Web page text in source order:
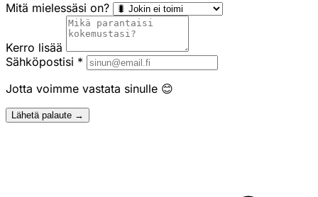
Mitä mielessäsi on?
Kerro lisää
Sähköpostisi *
Jotta voimme vastata sinulle 😊
Lähetä palaute →